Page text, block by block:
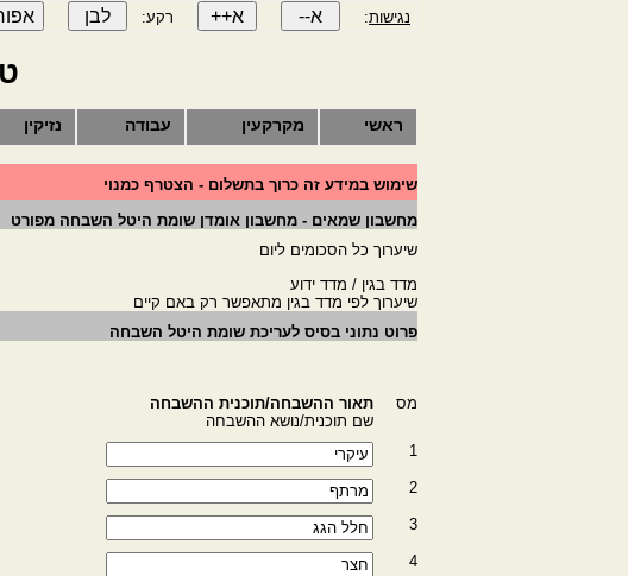
נגישות: רקע:
ראשי מקרקעין עבודה נזיקין
שימוש במידע זה כרוך בתשלום - הצטרף כמנוי
מחשבון שמאים - מחשבון אומדן שומת היטל השבחה מפורט
שיערוך כל הסכומים ליום
מדד בגין / מדד ידוע
שיערוך לפי מדד בגין מתאפשר רק באם קיים
פרוט נתוני בסיס לעריכת שומת היטל השבחה
תאור ההשבחה/תוכנית ההשבחה
שם תוכנית/נושא ההשבחה
מס
1
2
3
4